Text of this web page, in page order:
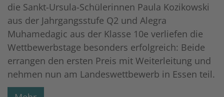
die Sankt-Ursula-Schülerinnen Paula Kozikowski
aus der Jahrgangsstufe Q2 und Alegra
Muhamedagic aus der Klasse 10e verliefen die
Wettbewerbstage besonders erfolgreich: Beide
errangen den ersten Preis mit Weiterleitung und
nehmen nun am Landeswettbewerb in Essen teil.